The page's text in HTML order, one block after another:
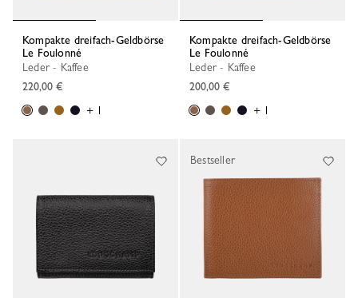
Kompakte dreifach-Geldbörse
Le Foulonné
Leder - Kaffee
220,00 €
+ 1
Kompakte dreifach-Geldbörse
Le Foulonné
Leder - Kaffee
200,00 €
+ 1
Bestseller